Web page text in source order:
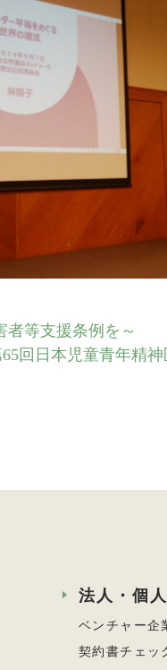
等支援条例を～
回日本児童青年精
法人・個
ベンチャー企
契約書チェッ